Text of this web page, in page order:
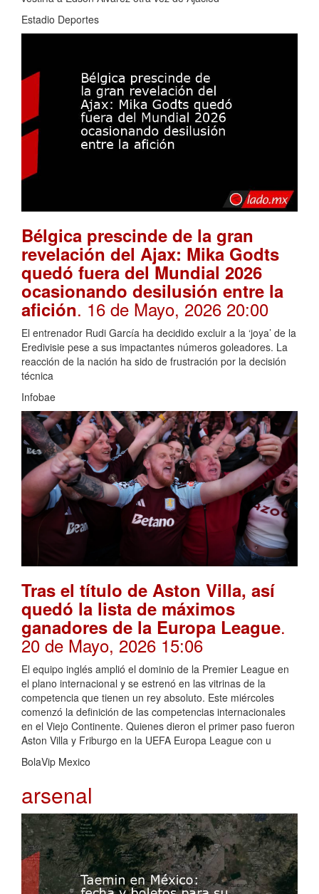
Estadio Deportes
Bélgica prescinde de la gran
revelación del Ajax: Mika Godts
quedó fuera del Mundial 2026
ocasionando desilusión entre la
afición. 16 de Mayo, 2026 20:00
El entrenador Rudi García ha decidido excluir a la ‘joya’ de la
Eredivisie pese a sus impactantes números goleadores. La
reacción de la nación ha sido de frustración por la decisión
técnica
Infobae
Tras el título de Aston Villa, así
quedó la lista de máximos
ganadores de la Europa League.
20 de Mayo, 2026 15:06
El equipo inglés amplió el dominio de la Premier League en
el plano internacional y se estrenó en las vitrinas de la
competencia que tienen un rey absoluto. Este miércoles
comenzó la definición de las competencias internacionales
en el Viejo Continente. Quienes dieron el primer paso fueron
Aston Villa y Friburgo en la UEFA Europa League con u
BolaVip Mexico
arsenal